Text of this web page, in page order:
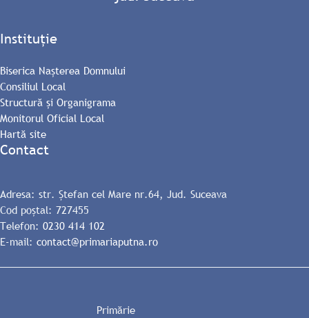
Instituție
Biserica Nașterea Domnului
Consiliul Local
Structură și Organigrama
Monitorul Oficial Local
Hartă site
Contact
Adresa: str. Ștefan cel Mare nr.64, Jud. Suceava
Cod poștal: 727455
Telefon: 0230 414 102
E-mail: contact@primariaputna.ro
Primărie